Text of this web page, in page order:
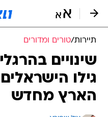
תיירות/טורים ומדורים
שינויים
גילו
הארץ מחדש